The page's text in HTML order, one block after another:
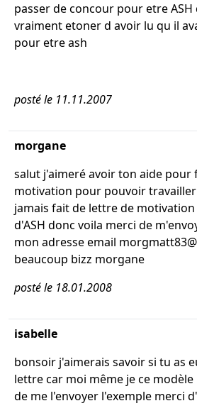
passer de concour pour etre ASH
vraiment etoner d avoir lu qu il
pour etre ash
posté le 11.11.2007
morgane
salut j'aimeré avoir ton aide pour
motivation pour pouvoir travailler
jamais fait de lettre de
d'ASH donc voila merci de
mon adresse email
beaucoup bizz morgane
posté le 18.01.2008
isabelle
bonsoir j'aimerais savoir si tu as
lettre car moi même je ce modèle
de me l'envoyer l'exemple merci